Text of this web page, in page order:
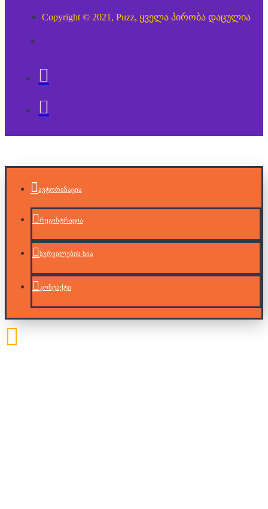
Copyright © 2021, Puzz, ყველა პირობა დაცულია
ავტორიზაცია
რეგისტრაცია
სურვილების სია
კონტაქტი